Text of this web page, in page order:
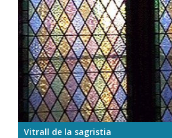
Vitrall de la sagristia